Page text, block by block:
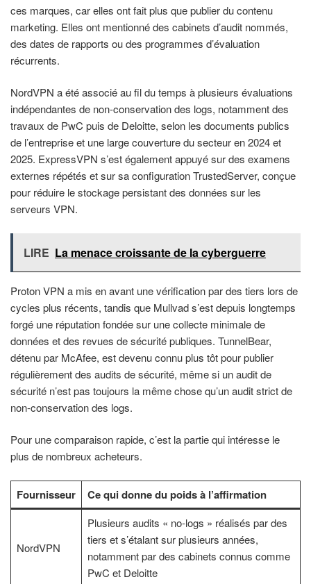
ces marques, car elles ont fait plus que publier du contenu
marketing. Elles ont mentionné des cabinets d’audit nommés,
des dates de rapports ou des programmes d’évaluation
récurrents.
NordVPN a été associé au fil du temps à plusieurs évaluations
indépendantes de non-conservation des logs, notamment des
travaux de PwC puis de Deloitte, selon les documents publics
de l’entreprise et une large couverture du secteur en 2024 et
2025. ExpressVPN s’est également appuyé sur des examens
externes répétés et sur sa configuration TrustedServer, conçue
pour réduire le stockage persistant des données sur les
serveurs VPN.
LIRE La menace croissante de la cyberguerre
Proton VPN a mis en avant une vérification par des tiers lors de
cycles plus récents, tandis que Mullvad s’est depuis longtemps
forgé une réputation fondée sur une collecte minimale de
données et des revues de sécurité publiques. TunnelBear,
détenu par McAfee, est devenu connu plus tôt pour publier
régulièrement des audits de sécurité, même si un audit de
sécurité n’est pas toujours la même chose qu’un audit strict de
non-conservation des logs.
Pour une comparaison rapide, c’est la partie qui intéresse le
plus de nombreux acheteurs.
Fournisseur Ce qui donne du poids à l’affirmation
NordVPN
Plusieurs audits « no-logs » réalisés par des
tiers et s’étalant sur plusieurs années,
notamment par des cabinets connus comme
PwC et Deloitte